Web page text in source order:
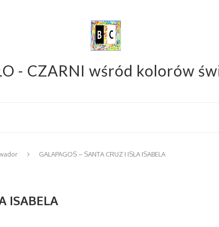
- CZARNI wśród kolorów
GALAPAGOS – SANTA CRUZ I ISLA ISABELA
ISABELA